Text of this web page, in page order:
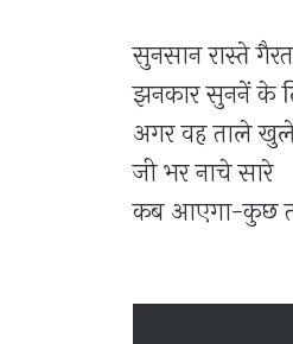
सुनसान रास्ते
झनकार सुननें के
अगर वह ताले
जी भर नाचे सारे
कब आएगा-कुछ